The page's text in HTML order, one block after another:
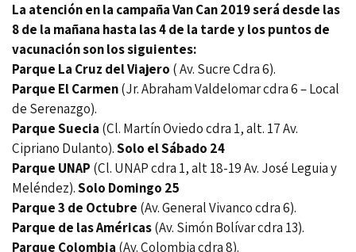
La atención en la campaña Van Can 2019 será desde las
8 de la mañana hasta las 4 de la tarde y los puntos de
vacunación son los siguientes:
Parque La Cruz del Viajero ( Av. Sucre Cdra 6).
Parque El Carmen(Jr. Abraham Valdelomar cdra 6 – Local
de Serenazgo).
Parque Suecia (Cl. Martín Oviedo cdra 1, alt. 17 Av.
Cipriano Dulanto).Solo el Sábado 24
Parque UNAP (Cl. UNAP cdra 1, alt 18-19 Av. José Leguia y
Meléndez).Solo Domingo 25
Parque 3 de Octubre (Av. General Vivanco cdra 6).
Parque de las Américas(Av. Simón Bolívar cdra 13).
Parque Colombia (Av. Colombia cdra 8).